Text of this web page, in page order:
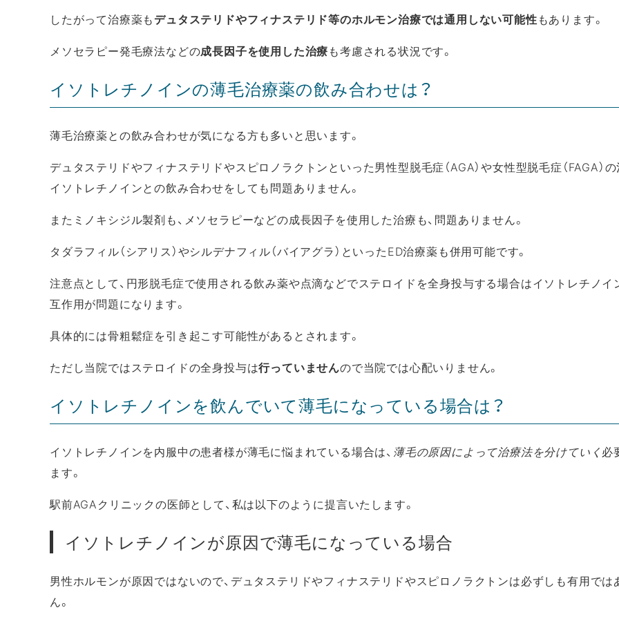
したがって治療薬もデュタステリドやフィナステリド等のホルモン治療では通用しない可能性もあります。
メソセラピー発毛療法などの成長因子を使用した治療も考慮される状況です。
イソトレチノインの薄毛治療薬の飲み合わせは？
薄毛治療薬との飲み合わせが気になる方も多いと思います。
デュタステリドやフィナステリドやスピロノラクトンといった男性型脱毛症（AGA）や女性型脱毛症（FAGA）の
イソトレチノインとの飲み合わせをしても問題ありません。
またミノキシジル製剤も、メソセラピーなどの成長因子を使用した治療も、問題ありません。
タダラフィル（シアリス）やシルデナフィル（バイアグラ）といったED治療薬も併用可能です。
注意点として、円形脱毛症で使用される飲み薬や点滴などでステロイドを全身投与する場合はイソトレチノイ
互作用が問題になります。
具体的には骨粗鬆症を引き起こす可能性があるとされます。
ただし当院ではステロイドの全身投与は行っていませんので当院では心配いりません。
イソトレチノインを飲んでいて薄毛になっている場合は？
イソトレチノインを内服中の患者様が薄毛に悩まれている場合は、 薄毛の原因によって治療法を分けていく必
ます。
駅前AGAクリニックの医師として、私は以下のように提言いたします。
イソトレチノインが原因で薄毛になっている場合
男性ホルモンが原因ではないので、デュタステリドやフィナステリドやスピロノラクトンは必ずしも有用では
ん。